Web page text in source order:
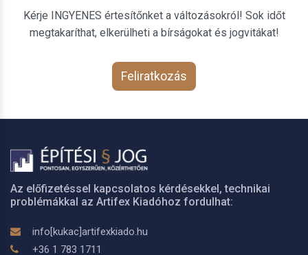
Kérje INGYENES értesítőnket a változásokról! Sok időt
megtakaríthat, elkerülheti a bírságokat és jogvitákat!
Feliratkozás
Az előfizetéssel kapcsolatos kérdésekkel, technikai
problémákkal az Artifex Kiadóhoz fordulhat:
info[kukac]artifexkiado.hu
+36 1 783 1711